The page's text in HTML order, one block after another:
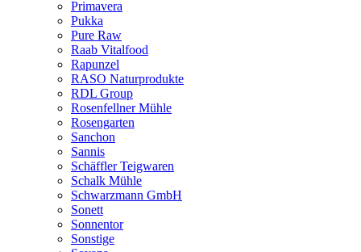
Primavera
Pukka
Pure Raw
Raab Vitalfood
Rapunzel
RASO Naturprodukte
RDL Group
Rosenfellner Mühle
Rosengarten
Sanchon
Sannis
Schäffler Teigwaren
Schalk Mühle
Schwarzmann GmbH
Sonett
Sonnentor
Sonstige